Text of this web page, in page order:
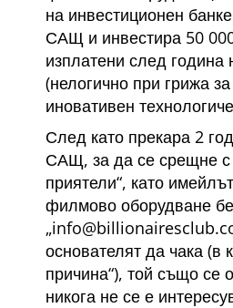
на инвестиционен
САЩ и инвестира 50
изплатени след година
(нелогично при грижа
иновативен
След като прекара 2
САЩ, за да се срещне с
приятели , като
филмово оборудване
основателят да чака (в
причина ), той също се
никога не се е